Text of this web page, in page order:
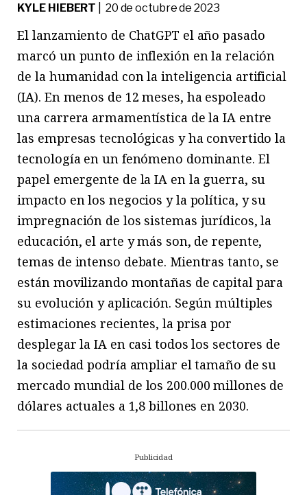
KYLE HIEBERT | 20 de octubre de 2023
El lanzamiento de ChatGPT el año pasado
marcó un punto de inflexión en la relación
de la humanidad con la inteligencia artificial
(IA). En menos de 12 meses, ha espoleado
una carrera armamentística de la IA entre
las empresas tecnológicas y ha convertido la
tecnología en un fenómeno dominante. El
papel emergente de la IA en la guerra, su
impacto en los negocios y la política, y su
impregnación de los sistemas jurídicos, la
educación, el arte y más son, de repente,
temas de intenso debate. Mientras tanto, se
están movilizando montañas de capital para
su evolución y aplicación. Según múltiples
estimaciones recientes, la prisa por
desplegar la IA en casi todos los sectores de
la sociedad podría ampliar el tamaño de su
mercado mundial de los 200.000 millones de
dólares actuales a 1,8 billones en 2030.
Publicidad